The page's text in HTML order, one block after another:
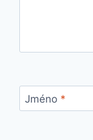
Jméno *